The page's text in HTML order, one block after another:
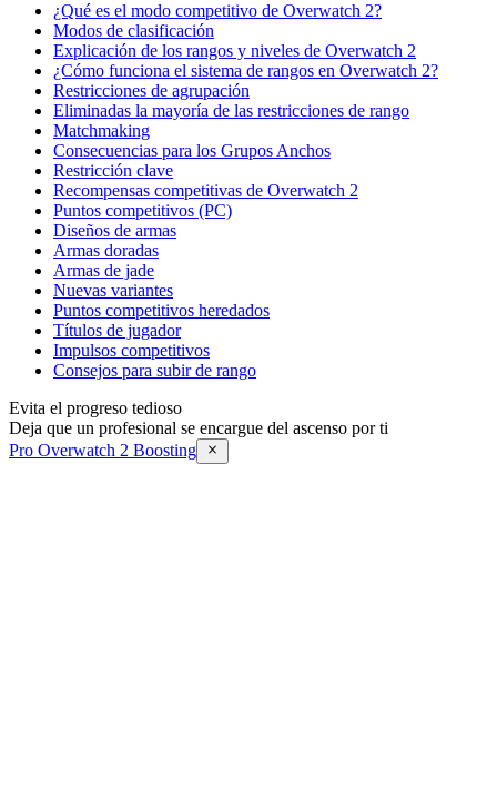
¿Qué es el modo competitivo de Overwatch 2?
Modos de clasificación
Explicación de los rangos y niveles de Overwatch 2
¿Cómo funciona el sistema de rangos en Overwatch 2?
Restricciones de agrupación
Eliminadas la mayoría de las restricciones de rango
Matchmaking
Consecuencias para los Grupos Anchos
Restricción clave
Recompensas competitivas de Overwatch 2
Puntos competitivos (PC)
Diseños de armas
Armas doradas
Armas de jade
Nuevas variantes
Puntos competitivos heredados
Títulos de jugador
Impulsos competitivos
Consejos para subir de rango
Evita el progreso tedioso
Deja que un profesional se encargue del ascenso por ti
Pro Overwatch 2 Boosting